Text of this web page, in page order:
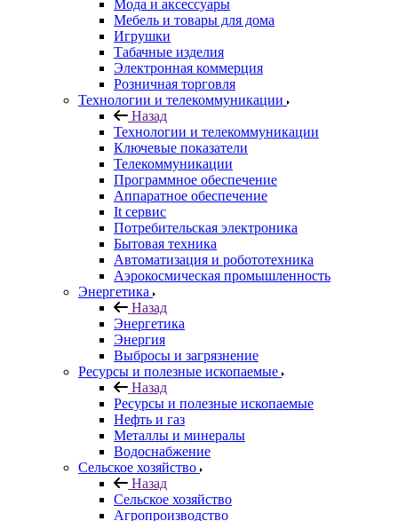
Мода и аксессуары
Мебель и товары для дома
Игрушки
Табачные изделия
Электронная коммерция
Розничная торговля
Технологии и телекоммуникации
Назад
Технологии и телекоммуникации
Ключевые показатели
Телекоммуникации
Программное обеспечение
Аппаратное обеспечение
It сервис
Потребительская электроника
Бытовая техника
Автоматизация и робототехника
Аэрокосмическая промышленность
Энергетика
Назад
Энергетика
Энергия
Выбросы и загрязнение
Ресурсы и полезные ископаемые
Назад
Ресурсы и полезные ископаемые
Нефть и газ
Металлы и минералы
Водоснабжение
Сельское хозяйство
Назад
Сельское хозяйство
Агропроизводство